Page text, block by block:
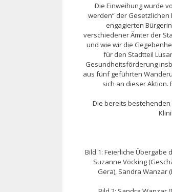
Die Einweihung wurde
werden“ der
engagierten
verschiedener Ämter der
und wie wir die
für den Stadtteil
Gesundheitsförderung
aus fünf geführten
sich an dieser Aktion.
Die bereits bestehenden
Bild 1: Feierliche Übergabe
Suzanne Vöcking
Gera), Sandra Wanzar